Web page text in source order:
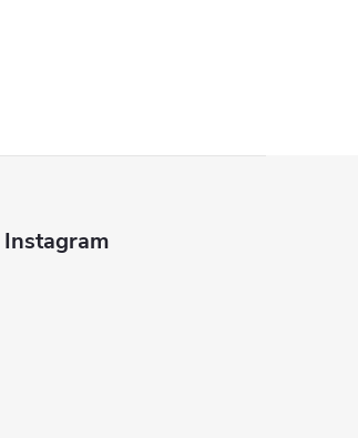
Instagram